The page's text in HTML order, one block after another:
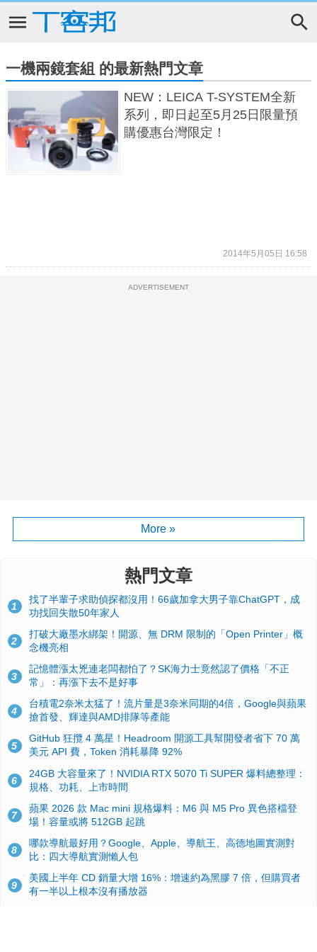
一機兩鏡套組 的最新熱門文章
NEW：LEICA T-SYSTEM全新
系列，即日起至5月25日限量預
購優惠台灣限定！
2014年5月05日 16:58
ADVERTISEMENT
More »
熱門文章
1
找了半輩子求助偵探都沒用！66歲加拿大男子靠ChatGPT，成
功找回失散50年家人
2
打破大廠墨水綁架！開源、無 DRM 限制的「Open Printer」概
念機亮相
3
記憶體漲太兇連老闆都怕了？SK海力士竟然認了價格「不正
常」：再漲下去不是好事
4
台積電2奈米太猛了！流片量是3奈米同期的4倍，Google與蘋果
搶首發、輝達與AMD排隊等產能
5
GitHub 狂攬 4 萬星！Headroom 開源工具幫開發者省下 70 萬
美元 API 費，Token 消耗暴降 92%
6
24GB 大容量來了！NVIDIA RTX 5070 Ti SUPER 爆料總整理：
規格、功耗、上市時間
7
蘋果 2026 款 Mac mini 規格爆料：M6 與 M5 Pro 異色搭檔登
場！容量或將 512GB 起跳
8
哪款導航最好用？Google、Apple、導航王、高德地圖實測對
比：四大導航實測懶人包
9
美國上半年 CD 銷量大增 16%：增速約為黑膠 7 倍，但購買者
有一半以上根本沒有播放器